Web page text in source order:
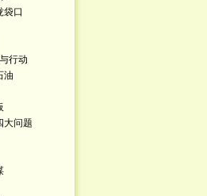
袋口
行动
油
大问题